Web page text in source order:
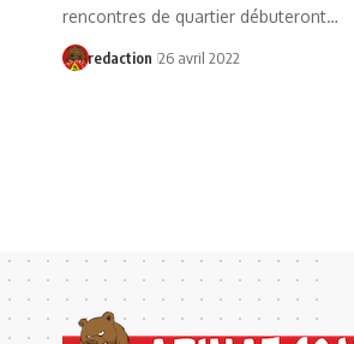
rencontres de quartier débuteront…
redaction 26 avril 2022